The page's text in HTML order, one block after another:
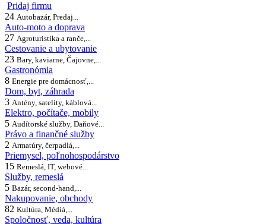
Pridaj firmu
24 Autobazár, Predaj...
Auto-moto a doprava
27 Agroturistika a ranče,...
Cestovanie a ubytovanie
23 Bary, kaviarne, Čajovne,...
Gastronómia
8 Energie pre domácnosť,...
Dom, byt, záhrada
3 Antény, satelity, káblová...
Elektro, počítače, mobily
5 Audítorské služby, Daňové...
Právo a finančné služby
2 Armatúry, čerpadlá,...
Priemysel, poľnohospodárstvo
15 Remeslá, IT, webové...
Služby, remeslá
5 Bazár, second-hand,...
Nakupovanie, obchody
82 Kultúra, Médiá,...
Spoločnosť, veda, kultúra